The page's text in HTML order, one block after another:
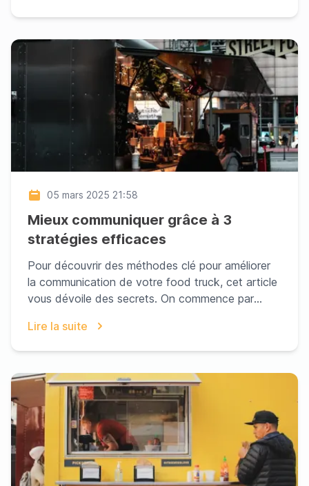
05 mars 2025 21:58
Mieux communiquer grâce à 3
stratégies efficaces
Pour découvrir des méthodes clé pour améliorer
la communication de votre food truck, cet article
vous dévoile des secrets. On commence par
Lire la suite